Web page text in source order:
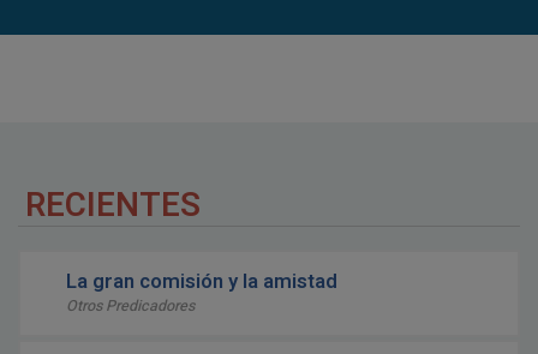
RECIENTES
La gran comisión y la amistad
Otros Predicadores